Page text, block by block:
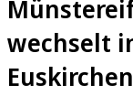
wechselt
Euskirchen